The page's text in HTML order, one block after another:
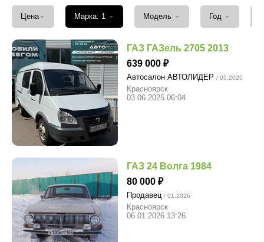
Цена ⌄ Марка: 1 ⌄ Модель ⌄ Год ⌄
ГАЗ ГАЗель 2705 2013
639 000
Автосалон АВТОЛИДЕР / 05.2025
Красноярск
03.06.2025 06:04
ГАЗ 24 Волга 1984
80 000
Продавец / 01.2026
Красноярск
06.01.2026 13:26